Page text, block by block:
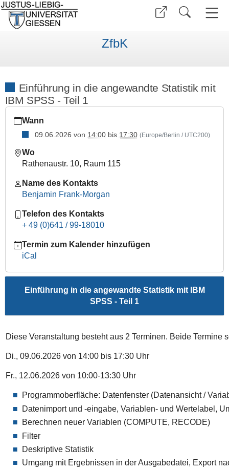
ZfbK
Einführung in die angewandte Statistik mit
IBM SPSS - Teil 1
giessen.de/de/fbz/zentren/zfbk/career/veranterm/
Einführung
angewandte
1
2026-
06-
09T17:30:00+02:00
Wann
09.06.2026 von 14:00bis 17:30 (Europe/Berlin / UTC200)
Wo
Rathenaustr. 10, Raum 115
Name des Kontakts
Benjamin Frank-Morgan
Telefon des Kontakts
+ 49 (0)641 / 99-18010
Termin zum Kalender hinzufügen
iCal
Einführung in die angewandte Statistik mit IBM
SPSS - Teil 1
Diese Veranstaltung besteht aus 2 Terminen. Beide Termine
Di., 09.06.2026 von 14:00 bis 17:30 Uhr
Fr., 12.06.2026 von 10:00-13:30 Uhr
Programmoberfläche: Datenfenster (Datenansicht /
Datenimport und -eingabe, Variablen- und Wertelabel,
Berechnen neuer Variablen (COMPUTE, RECODE)
Filter
Deskriptive Statistik
Umgang mit Ergebnissen in der Ausgabedatei, Export